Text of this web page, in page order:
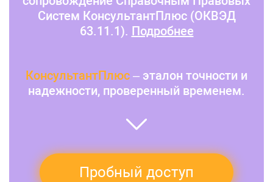
Систем КонсультантПлюс (ОКВЭД
63.11.1). Подробнее
КонсультантПлюс – эталон точности и
надежности, проверенный временем.
Пробный доступ